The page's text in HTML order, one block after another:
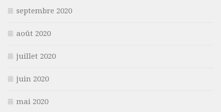
septembre 2020
août 2020
juillet 2020
juin 2020
mai 2020